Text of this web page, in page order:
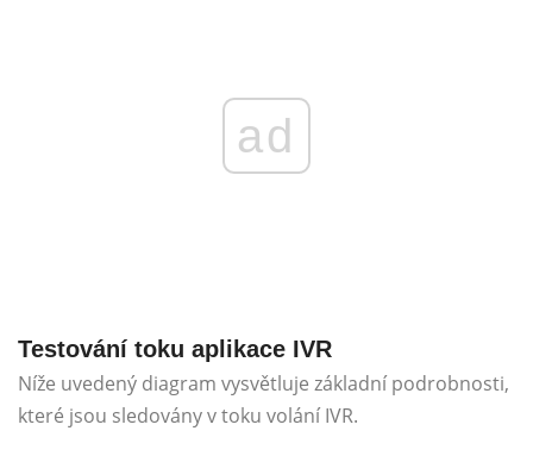
ad
Testování toku aplikace IVR
Níže uvedený diagram vysvětluje základní podrobnosti,
které jsou sledovány v toku volání IVR.